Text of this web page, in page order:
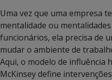
Uma vez que uma empresa
mentalidade ou
funcionários, ela precisa de
mudar o ambiente de
Aqui, o modelo de influência
McKinsey define